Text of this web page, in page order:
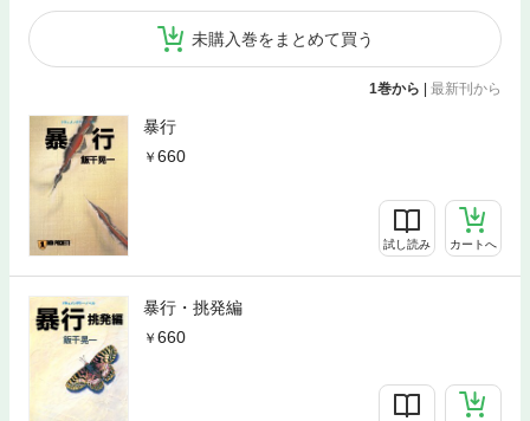
未購入巻をまとめて買う
1巻から | 最新刊から
暴行
660
試し読み カートへ
暴行・挑発編
660